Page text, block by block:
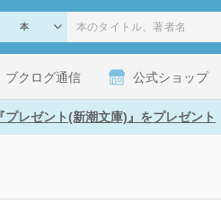
ブクログ通信 公式ショップ
レゼント(新潮文庫)』をプレゼント